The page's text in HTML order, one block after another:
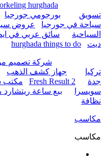
hurghada
تسويق
بورجومي جورجيا
سياحة في جورجيا
عروض
السياحية
سائق عربي في
ديت
hurghada things to do
شركة تصميم
تركيا
جهاز كشف الذهب
جدة
Fresh Result 2 مكتب
سويسرا
بيع ساعة ريتشارد
نظافة
مكاسب
مكاسب